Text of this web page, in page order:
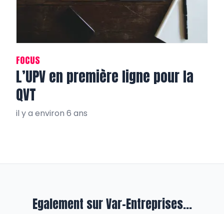
FOCUS
L’UPV en première ligne pour la
QVT
il y a environ 6 ans
Egalement sur Var-Entreprises...